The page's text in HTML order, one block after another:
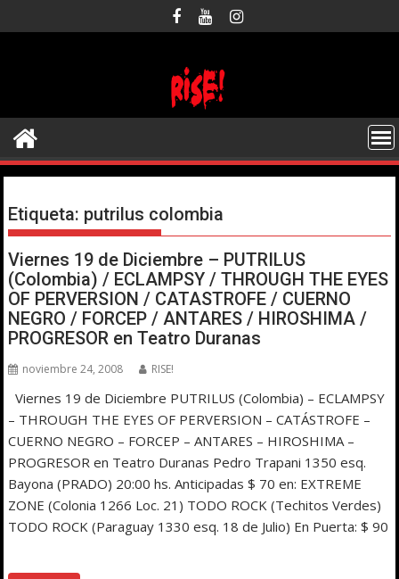
al
Etiqueta: putrilus colombia
Viernes 19 de Diciembre – PUTRILUS
(Colombia) / ECLAMPSY / THROUGH THE EYES
OF PERVERSION / CATASTROFE / CUERNO
NEGRO / FORCEP / ANTARES / HIROSHIMA /
PROGRESOR en Teatro Duranas
noviembre 24, 2008 RISE!
Viernes 19 de Diciembre PUTRILUS (Colombia) – ECLAMPSY
– THROUGH THE EYES OF PERVERSION – CATÁSTROFE –
CUERNO NEGRO – FORCEP – ANTARES – HIROSHIMA –
PROGRESOR en Teatro Duranas Pedro Trapani 1350 esq.
Bayona (PRADO) 20:00 hs. Anticipadas $ 70 en: EXTREME
ZONE (Colonia 1266 Loc. 21) TODO ROCK (Techitos Verdes)
TODO ROCK (Paraguay 1330 esq. 18 de Julio) En Puerta: $ 90